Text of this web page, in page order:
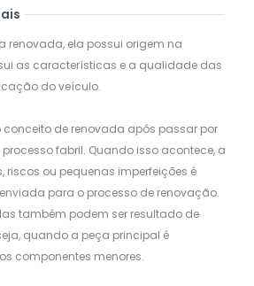
renovada, ela possui origem na
as características e a qualidade das
do veículo.
conceito de renovada após passar por
fabril. Quando isso acontece, a
riscos ou pequenas imperfeições é
para o processo de renovação.
também podem ser resultado de
quando a peça principal é
componentes menores.